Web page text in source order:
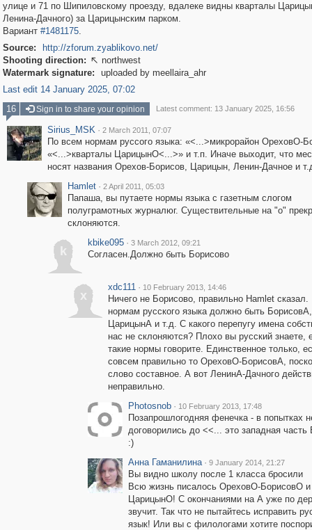
улице и 71 по Шипиловскому проезду, вдалеке видны кварталы
Ленина-Дачного) за Царицынским парком.
Вариант #1481175.
Source:
http://zforum.zyablikovo.net/
Shooting direction:  northwest
Watermark signature:
uploaded by meellaira_ahr
Last edit 14 January 2025, 07:02
16
Sign in to share your opinion Latest comment: 13 January 2025, 16:56
Sirius_MSK · 2 March 2011, 07:07
По всем нормам руссого языка: «<...>микрорайон ОреховО-
«<...>кварталы ЦарицынО<...>» и т.п. Иначе выходит, что
носят названия Орехов-Борисов, Царицын, Ленин-Дачное и
Hamlet · 2 April 2011, 05:03
Папаша, вы путаете нормы языка с газетным слогом
полуграмотных журналюг. Существительные на "о"
склоняются.
k
kbike095 · 3 March 2012, 09:21
Согласен.Должно быть Борисово
x
xdc111 · 10 February 2013, 14:46
Ничего не Борисово, правильно Hamlet
нормам русского языка должно быть БорисовА,
ЦарицынА и т.д. С какого перепугу имена
нас не склоняются? Плохо вы русский знаете,
такие нормы говорите. Единственное только,
совсем правильно то ОреховО-БорисовА,
слово составное. А вот ЛенинА-Дачного
неправильно.
Photosnob · 10 February 2013, 17:48
Позапрошлогодняя фенечка - в попытках
договорились до <<... это западная часть
:)
Анна Гаманилина · 9 January 2014, 21:27
Вы видно школу после 1 класса бросили
Всю жизнь писалось ОреховО-БорисовО и
ЦарицынО! С окончаниями на А уже по
звучит. Так что не пытайтесь исправить
язык! Или вы с филологами хотите